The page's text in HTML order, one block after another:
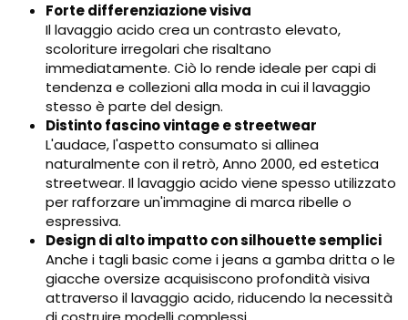
Forte differenziazione visiva
Il lavaggio acido crea un contrasto elevato,
scoloriture irregolari che risaltano
immediatamente. Ciò lo rende ideale per capi di
tendenza e collezioni alla moda in cui il lavaggio
stesso è parte del design.
Distinto fascino vintage e streetwear
L'audace, l'aspetto consumato si allinea
naturalmente con il retrò, Anno 2000, ed estetica
streetwear. Il lavaggio acido viene spesso utilizzato
per rafforzare un'immagine di marca ribelle o
espressiva.
Design di alto impatto con silhouette semplici
Anche i tagli basic come i jeans a gamba dritta o le
giacche oversize acquisiscono profondità visiva
attraverso il lavaggio acido, riducendo la necessità